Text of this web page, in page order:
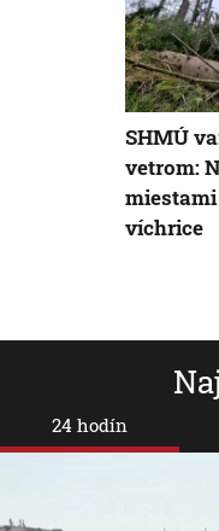
24 hodín
SHMÚ
vetrom:
víchrice